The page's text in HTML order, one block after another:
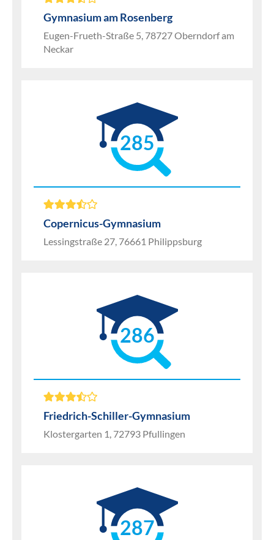
Gymnasium am Rosenberg
Eugen-Frueth-Straße 5, 78727 Oberndorf am
Neckar
285
Copernicus-Gymnasium
Lessingstraße 27, 76661 Philippsburg
286
Friedrich-Schiller-Gymnasium
Klostergarten 1, 72793 Pfullingen
287